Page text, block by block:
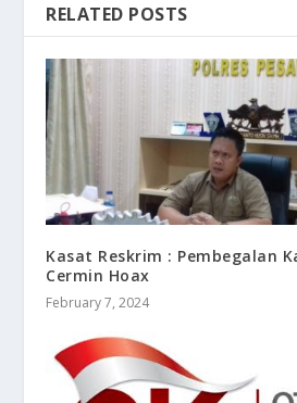
RELATED POSTS
Kasat Reskrim : Pembegalan
Cermin Hoax
February 7, 2024